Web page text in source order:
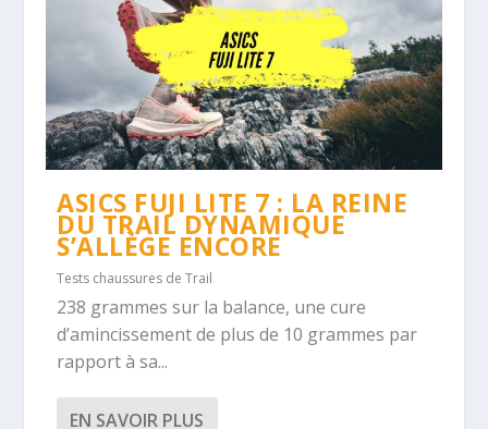
ASICS FUJI LITE 7 : LA REINE
DU TRAIL DYNAMIQUE
S’ALLÈGE ENCORE
Tests chaussures de Trail
238 grammes sur la balance, une cure
d’amincissement de plus de 10 grammes par
rapport à sa...
EN SAVOIR PLUS